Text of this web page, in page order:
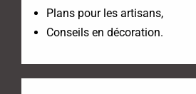
Plans pour les artisans,
Conseils en décoration.